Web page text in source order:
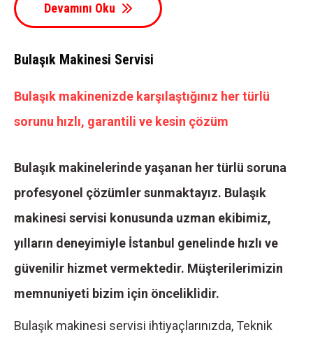
Devamını Oku
Bulaşık Makinesi Servisi
Bulaşık makinenizde karşılaştığınız her türlü
sorunu hızlı, garantili ve kesin çözüm
Bulaşık makinelerinde yaşanan her türlü soruna
profesyonel çözümler sunmaktayız. Bulaşık
makinesi servisi konusunda uzman ekibimiz,
yılların deneyimiyle İstanbul genelinde hızlı ve
güvenilir hizmet vermektedir. Müşterilerimizin
memnuniyeti bizim için önceliklidir.
Bulaşık makinesi servisi ihtiyaçlarınızda, Teknik